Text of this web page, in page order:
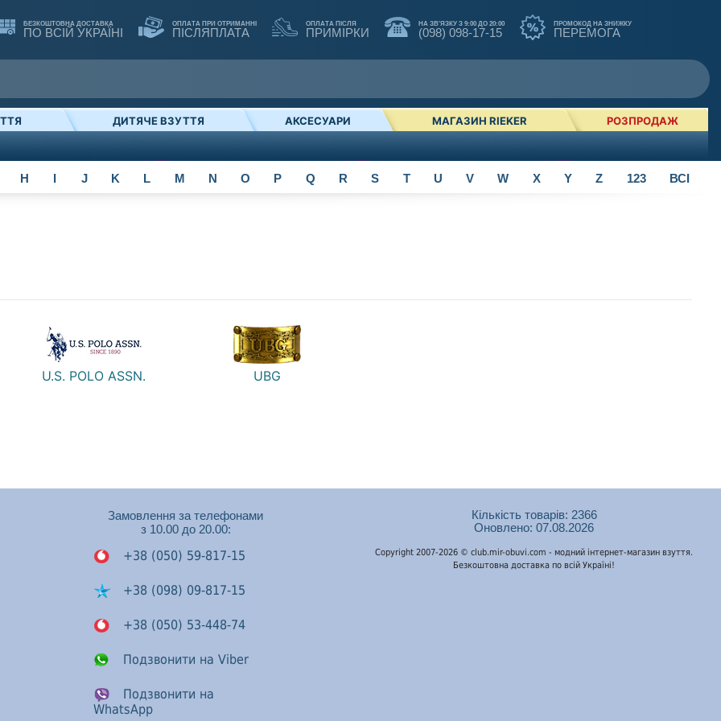
БЕЗКОШТОВНА ДОСТАВКА
ПО ВСІЙ УКРАЇНІ
ОПЛАТА ПРИ ОТРИМАННІ
ПІСЛЯПЛАТА
ОПЛАТА ПІСЛЯ
ПРИМІРКИ
НА ЗВ'ЯЗКУ З 9:00 ДО 20:00
(098) 098-17-15
ПРОМОКОД НА ЗНИЖКУ
ПЕРЕМОГА
ДИТЯЧЕ ВЗУТТЯ АКСЕСУАРИ МАГАЗИН RIEKER РОЗПРОДАЖ
U.S. POLO ASSN. UBG
H I J K L M N O P Q R S T U V W X Y Z 123 ВСІ
Замовлення за телефонами
з 10.00 до 20.00:
+38 (050) 59-817-15
+38 (098) 09-817-15
+38 (050) 53-448-74
Подзвонити на Viber
Подзвонити на
WhatsApp
Кількість товарів: 2366
Оновлено: 07.08.2026
Copyright 2007-2026 © club.mir-obuvi.com - модний інтернет-магазин взуття.
Безкоштовна доставка по всій Україні!